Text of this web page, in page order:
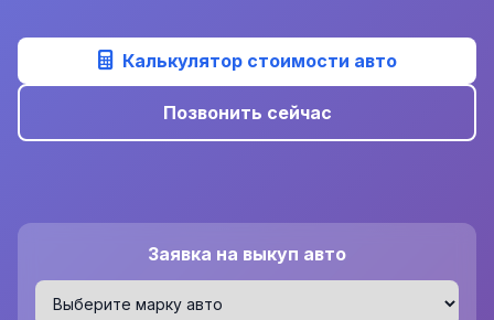
Калькулятор стоимости авто
Позвонить сейчас
Заявка на выкуп авто